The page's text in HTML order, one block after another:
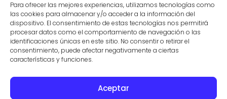
Para ofrecer las mejores experiencias, utilizamos tecnologías como
las cookies para almacenar y/o acceder a la información del
dispositivo. El consentimiento de estas tecnologías nos permitirá
procesar datos como el comportamiento de navegación o las
identificaciones únicas en este sitio. No consentir o retirar el
consentimiento, puede afectar negativamente a ciertas
características y funciones.
Aceptar
85 m2 3 1